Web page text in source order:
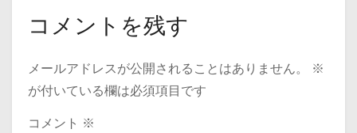
ゲ
シ
ョ
コメントを残す
メールアドレスが公開されることはありません。
※
が付いている欄は必須項目です
コメント ※